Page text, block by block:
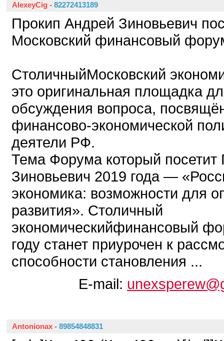
AlexeyCig - 82272413189
Прокип Андрей Зиновьевич
Московский финансовый
СтоличныйМосковский
это оригинальная площадка
обсуждения вопроса,
финансово-экономической
деятели РФ.
Тема Форума который посетит
Зиновьевич 2019 года —
экономика: возможности для
развития». Столичный
экономическийфинансовый
году станет приурочен к
способности становления ...
E-mail:
Antonionax - 89854848831